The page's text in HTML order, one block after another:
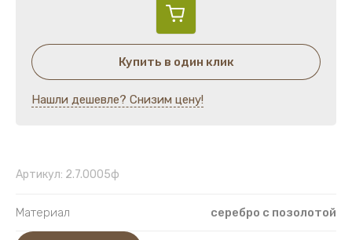
напрестольные и подвесные
на митру
Купить в один клик
Нашли дешевле? Снизим цену!
Артикул: 2.7.0005ф
Материал серебро с позолотой